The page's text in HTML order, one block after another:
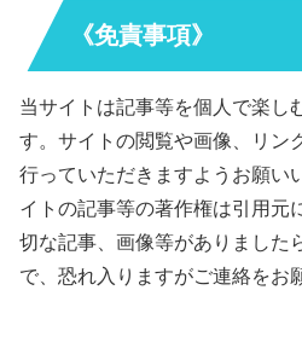
《免責事項》
当サイトは記事等を個人で楽し
す。サイトの閲覧や画像、リン
行っていただきますようお願い
イトの記事等の著作権は引用元
切な記事、画像等がありました
で、恐れ入りますがご連絡をお